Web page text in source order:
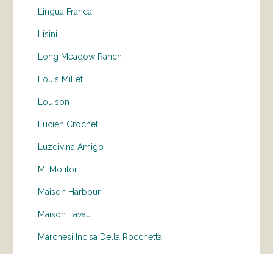
Lingua Franca
Lisini
Long Meadow Ranch
Louis Millet
Louison
Lucien Crochet
Luzdivina Amigo
M. Molitor
Maison Harbour
Maison Lavau
Marchesi Incisa Della Rocchetta